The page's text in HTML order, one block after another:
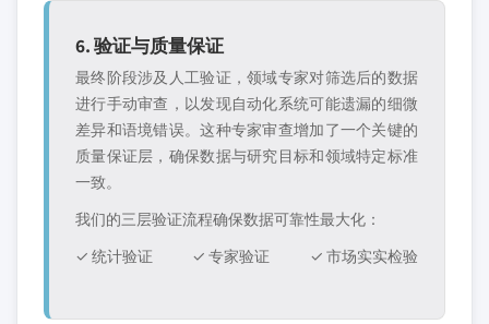
6. 验证与质量保证
最终阶段涉及人工验证，领域专家对筛选后的数据
进行手动审查，以发现自动化系统可能遗漏的细微
差异和语境错误。这种专家审查增加了一个关键的
质量保证层，确保数据与研究目标和领域特定标准
一致。
我们的三层验证流程确保数据可靠性最大化：
✓ 统计验证
✓ 专家验证 ✓ 市场实实检验